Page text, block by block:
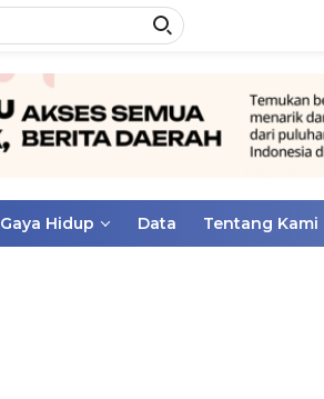
Gaya Hidup Data Tentang Kami